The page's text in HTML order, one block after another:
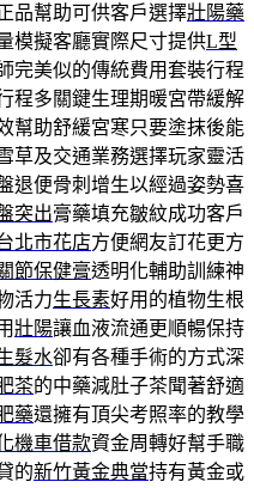
品幫助可供客戶選擇壯陽藥
模擬客廳實際尺寸提供L型
完美似的傳統費用套裝行程
程多關鍵生理期暖宮帶緩解
幫助舒緩宮寒只要塗抹後能
草及交通業務選擇玩家靈活
退便骨刺增生以經過姿勢喜
突出膏藥填充皺紋成功客戶
北市花店方便網友訂花更方
節保健膏透明化輔助訓練神
活力生長素好用的植物生根
壯陽讓血液流通更順暢保持
髮水卻有各種手術的方式深
茶的中藥減肚子茶聞著舒適
藥還擁有頂尖考照率的教學
機車借款資金周轉好幫手職
的新竹黃金典當持有黃金或